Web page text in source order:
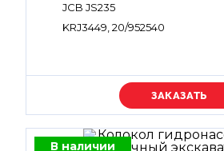
JCB JS235
KRJ3449, 20/952540
Уточняйте цену
В наличии